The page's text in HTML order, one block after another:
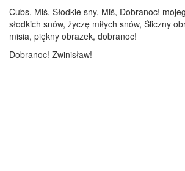
Cubs, Miś, Słodkie sny, Miś, Dobranoc!
słodkich snów, życzę miłych snów, Śliczny
misia, piękny obrazek, dobranoc!
Dobranoc! Zwinisław!